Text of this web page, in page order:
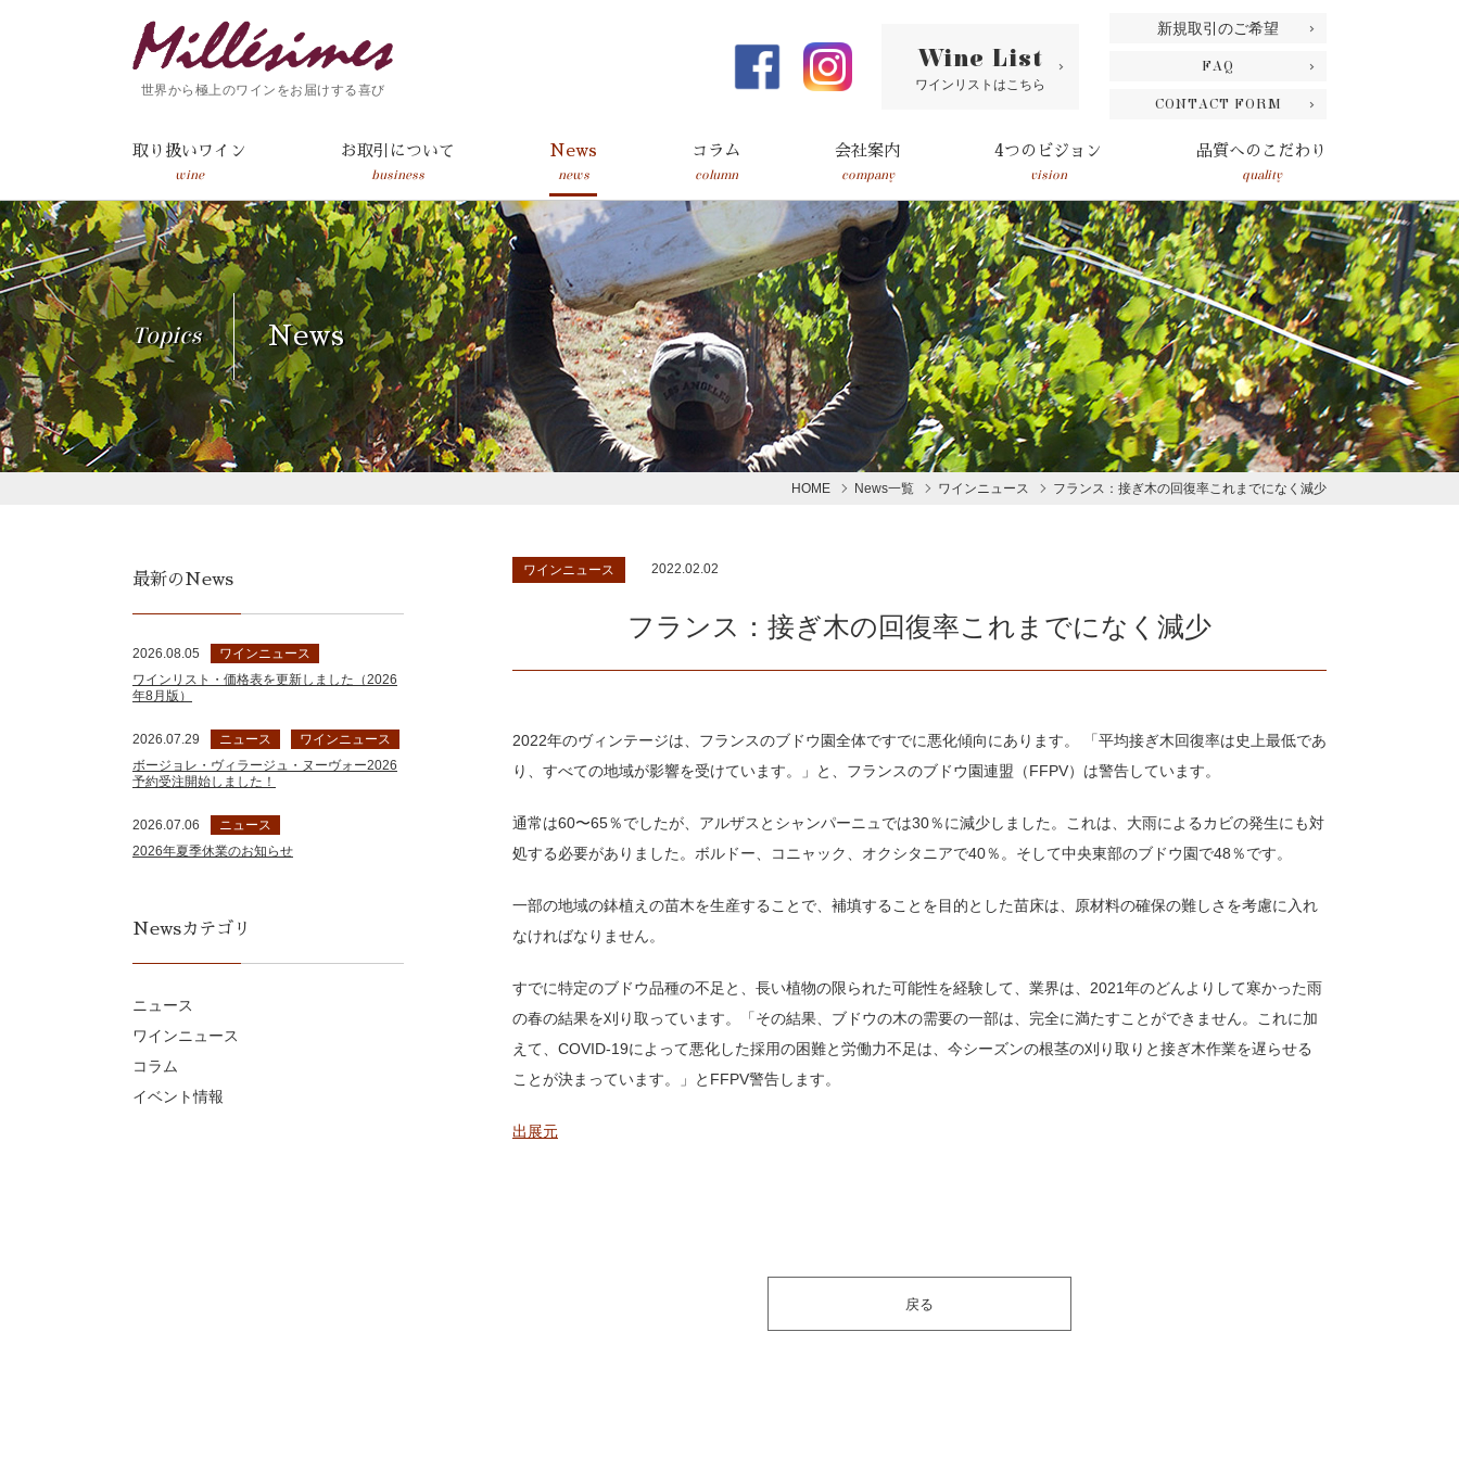
世界から極上のワインをお届けする喜び
Wine List
ワインリストはこちら
新規取引のご希望
FAQ
CONTACT FORM
取り扱いワイン
wine
お取引について
business
News
news
コラム
column
会社案内
company
4つのビジョン
vision
品質へのこだわり
quality
Topics News
HOME News一覧 ワインニュース フランス：接ぎ木の回復率これまでになく減少
ワインニュース 2022.02.02
フランス：接ぎ木の回復率これまでになく減少
2022年のヴィンテージは、フランスのブドウ園全体ですでに悪化傾向にあります。 「平均接ぎ木回復率は史上最低であ
り、すべての地域が影響を受けています。」と、フランスのブドウ園連盟（FFPV）は警告しています。
通常は60〜65％でしたが、アルザスとシャンパーニュでは30％に減少しました。これは、大雨によるカビの発生にも対
処する必要がありました。ボルドー、コニャック、オクシタニアで40％。そして中央東部のブドウ園で48％です。
一部の地域の鉢植えの苗木を生産することで、補填することを目的とした苗床は、原材料の確保の難しさを考慮に入れ
なければなりません。
すでに特定のブドウ品種の不足と、長い植物の限られた可能性を経験して、業界は、2021年のどんよりして寒かった雨
の春の結果を刈り取っています。「その結果、ブドウの木の需要の一部は、完全に満たすことができません。これに加
えて、COVID-19によって悪化した採用の困難と労働力不足は、今シーズンの根茎の刈り取りと接ぎ木作業を遅らせる
ことが決まっています。」とFFPV警告します。
出展元
戻る
最新のNews
2026.08.05
ワインニュース
ワインリスト・価格表を更新しました（2026
年8月版）
2026.07.29 ニュース
ワインニュース
ボージョレ・ヴィラージュ・ヌーヴォー2026
予約受注開始しました！
2026.07.06
ニュース
2026年夏季休業のお知らせ
Newsカテゴリ
ニュース
ワインニュース
コラム
イベント情報